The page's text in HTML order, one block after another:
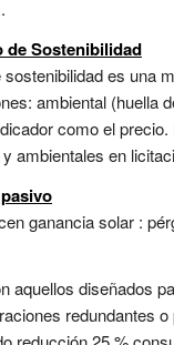
Sostenibilidad
sostenibilidad es
ambiental (huella
como el
ambientales en
ganancia solar :
aquellos diseñados
redundantes